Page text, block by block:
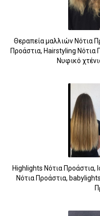
Θεραπεία μαλλιών Νότια
Προάστια, Hairstyling Νότια
Νυφικό
Highlights Νότια Προάστια,
Νότια Προάστια,